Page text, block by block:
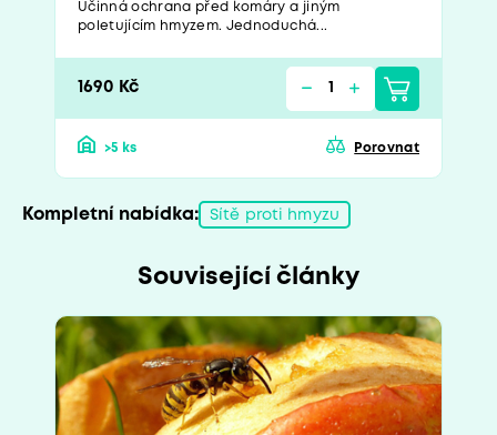
Účinná ochrana před komáry a jiným
poletujícím hmyzem. Jednoduchá...
1690 Kč
>5 ks Porovnat
Kompletní nabídka: Sítě proti hmyzu
Související články